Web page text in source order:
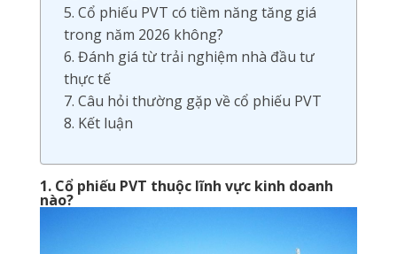
5. Cổ phiếu PVT có tiềm năng tăng giá
trong năm 2026 không?
6. Đánh giá từ trải nghiệm nhà đầu tư
thực tế
7. Câu hỏi thường gặp về cổ phiếu PVT
8. Kết luận
1. Cổ phiếu PVT thuộc lĩnh vực kinh doanh
nào?